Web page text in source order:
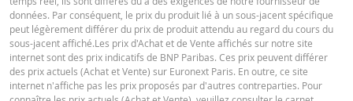
3 août
2026 18:35
journalière 2,04 221,416
31 juil.
2026 18:37
journalière 2,02 221,936
31 juil.
KEY INFORMATION DOCUMENTS
Key Information Document (FR)
données. Par conséquent, le prix du produit lié à un sous-jacent spécifique
peut légèrement différer du prix de produit attendu au regard du cours du
sous-jacent affiché.Les prix d'Achat et de Vente affichés sur notre site
internet sont des prix indicatifs de BNP Paribas. Ces prix peuvent différer
des prix actuels (Achat et Vente) sur Euronext Paris. En outre, ce site
internet n'affiche pas les prix proposés par d'autres contreparties. Pour